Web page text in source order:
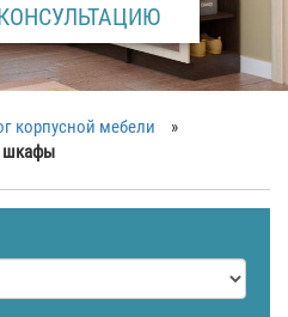
корпусной мебели
»
шкафы